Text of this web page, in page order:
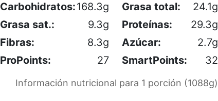
Carbohidratos:168.3g Grasa total:
24.1g
Grasa sat.:
9.3g Proteínas:
29.3g
Fibras:
8.3g Azúcar:
2.7g
ProPoints:
27 SmartPoints: 32
Información nutricional para 1 porción (1088g)